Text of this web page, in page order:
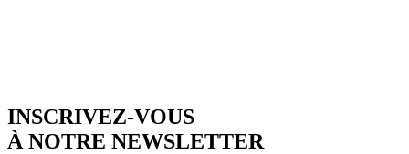
INSCRIVEZ-VOUS
À NOTRE NEWSLETTER